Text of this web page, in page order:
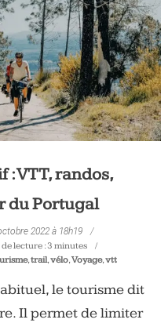
: VTT, randos,
du Portugal
2022 à 18h19
de lecture :3 minutes
,trail,vélo,Voyage,vtt
le tourisme dit
Il permet de limiter